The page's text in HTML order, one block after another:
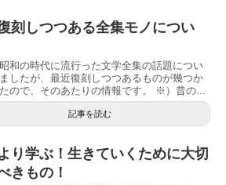
刻しつつある全集モノについ
和の時代に流行った文学全集の話題につい
したが、最近復刻しつつあるものが幾つか
ので、そのあたりの情報です。 ※）昔の...
記事を読む
り学ぶ！生きていくために大切
きもの！